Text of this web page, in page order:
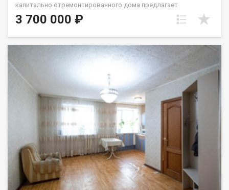
капитально отремонтированного дома предлагает
комфортное проживание в одном из самых экологически
благоприятных районов города. В 2024 году проведен
фасада, замену кровли, инженерных коммуникаций и
приборов учета, что гарантирует долговременную
надежность и минимальные эксплуатационные расходы.
Квартира функционально обустроена, имеет балкон, а санузел
отделан качественным кафелем и укомплектован новой
современной сантехникой. В квартире пластиковые окна ! В
квартире все счетчики заменены! В подвале имеется
кладовка. Ключевым преимуществом является уникальное
расположение: в непосредственной близости начинается
лесной массив и Ботанический сад, а в нескольких минутах
ходьбы — берег Обского водохранилища с благоустроенной
набережной и территорией парк-отеля «Хвоя».
Инфраструктура развита идеально: детский сад и школа
находятся в трех минутах пешком, так же как супермаркеты и
аптеки. Остановка общественного транспорта обеспечивает
3 700 000 ₽